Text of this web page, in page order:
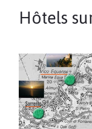
Hôtels